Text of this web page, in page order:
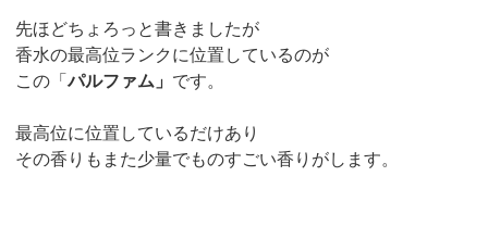
先ほどちょろっと書きましたが
香水の最高位ランクに位置しているのが
この「パルファム」 です。
最高位に位置しているだけあり
その香りもまた少量でものすごい香りがします。